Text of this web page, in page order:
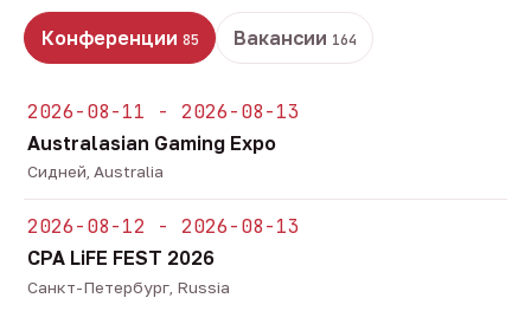
Конференции 85 Вакансии 164
2026-08-11 - 2026-08-13
Australasian Gaming Expo
Сидней, Australia
2026-08-12 - 2026-08-13
CPA LiFE FEST 2026
Санкт-Петербург, Russia